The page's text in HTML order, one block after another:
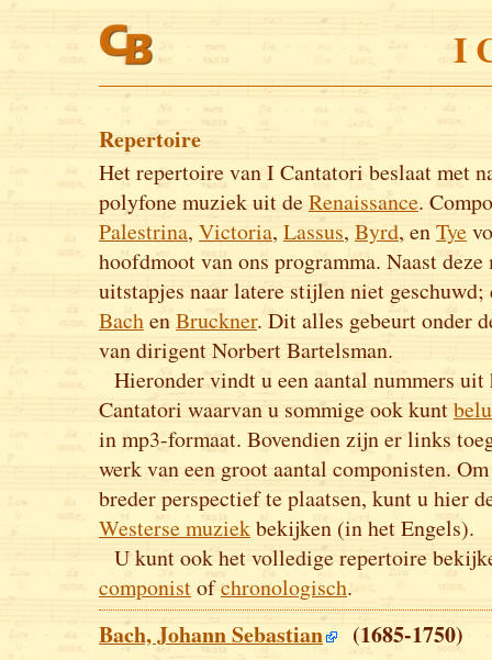
I
Repertoire
Het repertoire van I Cantatori beslaat met
polyfone muziek uit deRenaissance.
Palestrina, Victoria, Lassus, Byrd, enTye
hoofdmoot van ons programma. Naast
uitstapjes naar latere stijlen niet
BachenBruckner. Dit alles gebeurt onder
van dirigent Norbert Bartelsman.
Hieronder vindt u een aantal nummers
Cantatori waarvan u sommige ook kunt
in mp3-formaat. Bovendien zijn er links
werk van een groot aantal componisten.
breder perspectief te plaatsen, kunt u hier
Westerse muziekbekijken (in het Engels).
U kunt ook het volledige repertoire
componistofchronologisch.
Bach, Johann Sebastian (1685-1750)